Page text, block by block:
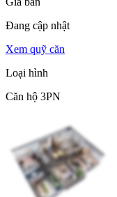
Đang cập nhật
Xem quỹ căn
Loại hình
Căn hộ 3PN